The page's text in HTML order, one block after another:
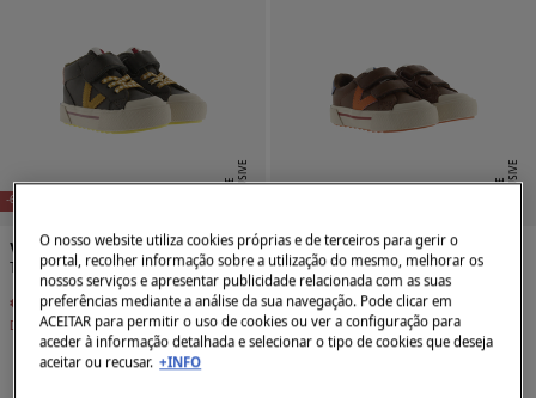
-60% E
X
C
L
U
SI
V
E
O
N
LI
N
E
Victoria
Tênis cano alto infantil
€ 19,99 € 49,90
Desconto€ 29,91
E
X
C
L
U
SI
V
E
O
N
LI
N
E
Victoria
Tênis cano baixo infantil
€ 32,99 € 49,90
Desconto€ 16,91
O nosso website utiliza cookies próprias e de terceiros para gerir o
portal, recolher informação sobre a utilização do mesmo, melhorar os
nossos serviços e apresentar publicidade relacionada com as suas
preferências mediante a análise da sua navegação. Pode clicar em
ACEITAR para permitir o uso de cookies ou ver a configuração para
aceder à informação detalhada e selecionar o tipo de cookies que deseja
aceitar ou recusar. +INFO